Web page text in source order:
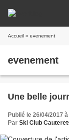
Accueil » evenement
evenement
Une belle
Publié le 26/04/2017
Par Ski Club